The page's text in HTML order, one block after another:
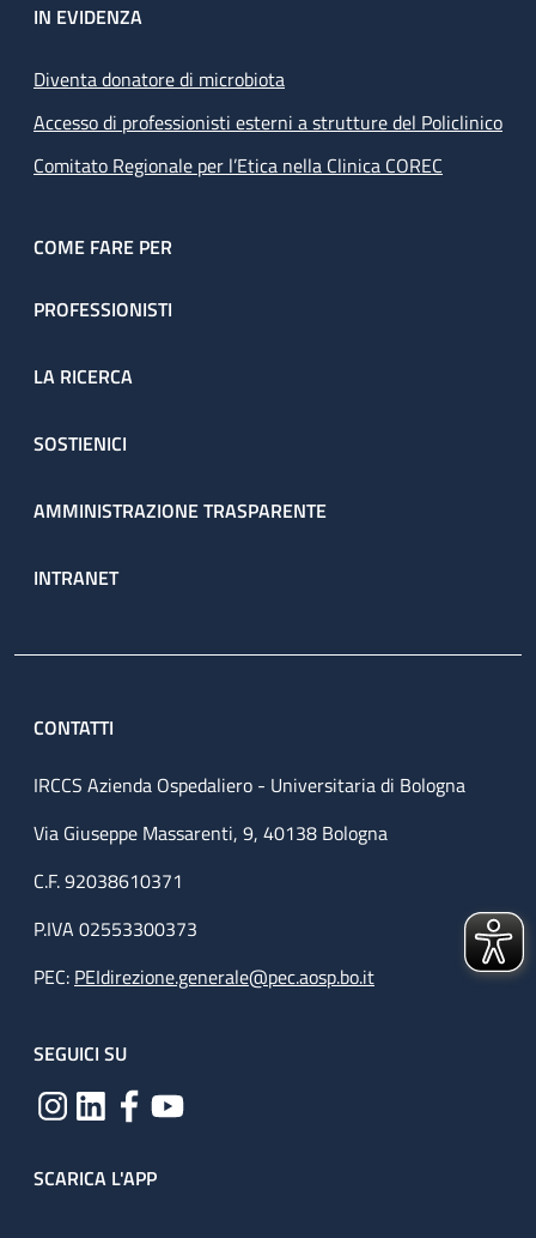
IN EVIDENZA
Diventa donatore di microbiota
Accesso di professionisti esterni a strutture del Policlinico
Comitato Regionale per l’Etica nella Clinica COREC
COME FARE PER
PROFESSIONISTI
LA RICERCA
SOSTIENICI
AMMINISTRAZIONE TRASPARENTE
INTRANET
CONTATTI
IRCCS Azienda Ospedaliero - Universitaria di Bologna
Via Giuseppe Massarenti, 9, 40138 Bologna
C.F. 92038610371
P.IVA 02553300373
PEC: PEIdirezione.generale@pec.aosp.bo.it
SEGUICI SU
SCARICA L'APP